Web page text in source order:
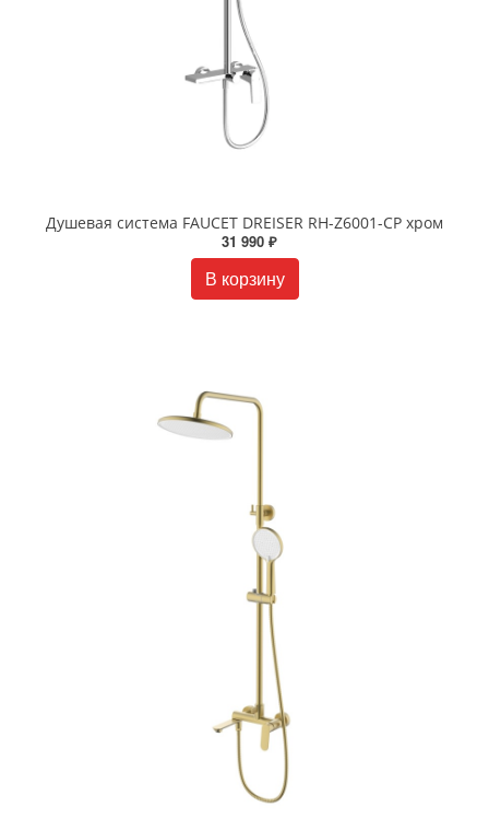
Душевая система FAUCET DREISER RH-Z6001-CP хром
31 990 ₽
В корзину